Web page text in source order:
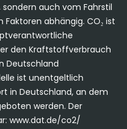
auch vom Fahrstil
abhängig. CO₂ ist
den Kraftstoffverbrauch
Deutschland
ist unentgeltlich
in Deutschland, an dem
werden. Der
www.dat.de/co2/